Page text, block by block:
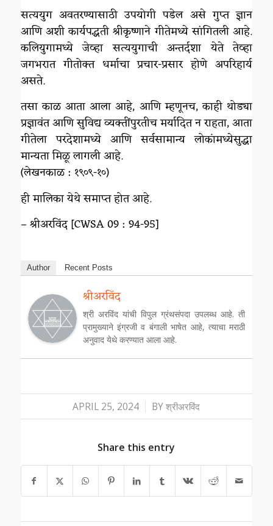
सत्ययुग अवतरण्यासाठी उपयोगी पडेल असे गुप्त ज्ञान
आणि अशी कार्यपद्धती श्रीकृष्णाने गीतेमध्ये सांगितली आहे.
कलियुगामध्ये जेव्हा सत्ययुगाची अन्तर्दशा येते तेव्हा
जगभरात गीतोक्त धर्माचा प्रचार-प्रसार होणे अपरिहार्य
असते.
तसा काळ आता आला आहे, आणि म्हणूनच, काही थोड्या
प्रज्ञावंत आणि सुविद्य व्यक्तींपुरतीच मर्यादित न राहता, आता
गीतेला परदेशामध्ये आणि सर्वसामान्य लोकांमध्येसुद्धा
मान्यता मिळू लागली आहे.
(लेखनकाळ : १९०९-१०)
ही मालिका येथे समाप्त होत आहे.
– श्रीअरविंद [CWSA 09 : 94-95]
Author Recent Posts
श्रीअरविंद
श्री अरविंद यांची विपुल ग्रंथसंपदा उपलब्ध आहे. ती
प्रामुख्याने इंग्रजी व बंगाली भाषेत आहे, त्याचा मराठी
अनुवाद येथे करण्यात आला आहे.
APRIL 25, 2024
/ BYश्रीअरविंद
Share this entry